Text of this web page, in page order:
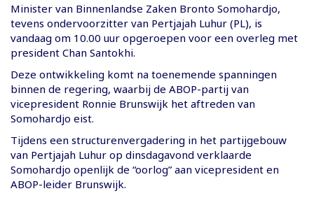
Minister van Binnenlandse Zaken Bronto Somohardjo,
tevens ondervoorzitter van Pertjajah Luhur (PL), is
vandaag om 10.00 uur opgeroepen voor een overleg met
president Chan Santokhi.
Deze ontwikkeling komt na toenemende spanningen
binnen de regering, waarbij de ABOP-partij van
vicepresident Ronnie Brunswijk het aftreden van
Somohardjo eist.
Tijdens een structurenvergadering in het partijgebouw
van Pertjajah Luhur op dinsdagavond verklaarde
Somohardjo openlijk de “oorlog” aan vicepresident en
ABOP-leider Brunswijk.